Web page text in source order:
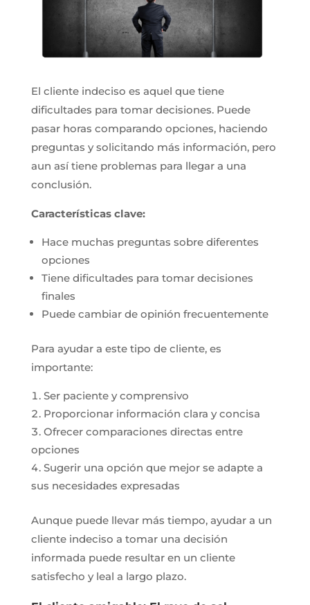
El cliente indeciso es aquel que tiene
dificultades para tomar decisiones. Puede
pasar horas comparando opciones, haciendo
preguntas y solicitando más información, pero
aun así tiene problemas para llegar a una
conclusión.
Características clave:
Hace muchas preguntas sobre diferentes
opciones
Tiene dificultades para tomar decisiones
finales
Puede cambiar de opinión frecuentemente
Para ayudar a este tipo de cliente, es
importante:
Ser paciente y comprensivo
Proporcionar información clara y concisa
Ofrecer comparaciones directas entre
opciones
Sugerir una opción que mejor se adapte a
sus necesidades expresadas
Aunque puede llevar más tiempo, ayudar a un
cliente indeciso a tomar una decisión
informada puede resultar en un cliente
satisfecho y leal a largo plazo.